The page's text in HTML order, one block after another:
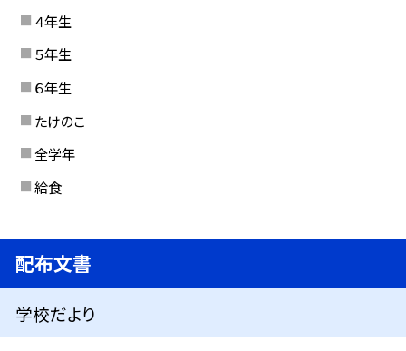
４年生
５年生
６年生
たけのこ
全学年
給食
配布文書
学校だより